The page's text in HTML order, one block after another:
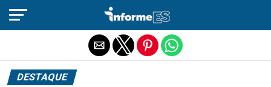
DESTAQUE
Sair da versão mobile